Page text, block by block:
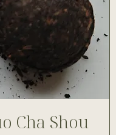
Cha Shou